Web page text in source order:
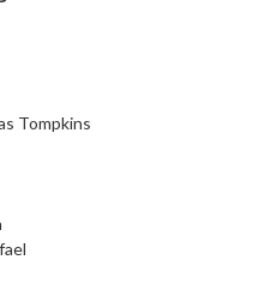
Tompkins